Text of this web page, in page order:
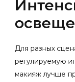
Для разных
регулируемую
макияж лучше